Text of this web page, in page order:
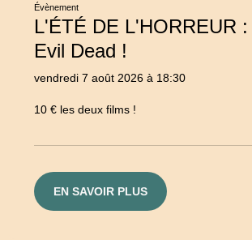
Évènement
L'ÉTÉ DE L'HORREUR
Evil Dead !
vendredi 7 août 2026 à 18:30
10 € les deux films !
EN SAVOIR PLUS